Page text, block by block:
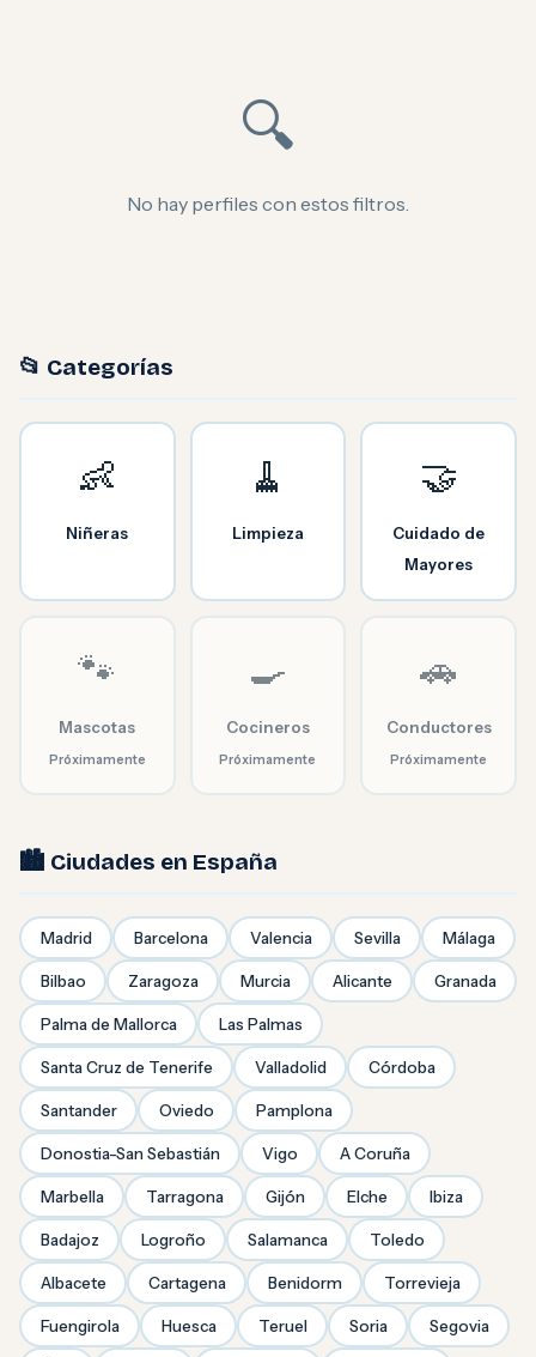
🔍
No hay perfiles con estos filtros.
📂 Categorías
👶
Niñeras
🧹
Limpieza
🤝
Cuidado de
Mayores
🐾
Mascotas
Próximamente
🍳
Cocineros
Próximamente
🚗
Conductores
Próximamente
🏙️ Ciudades en España
Madrid Barcelona Valencia Sevilla Málaga
Bilbao Zaragoza Murcia Alicante Granada
Palma de Mallorca Las Palmas
Santa Cruz de Tenerife Valladolid Córdoba
Santander Oviedo Pamplona
Donostia-San Sebastián Vigo A Coruña
Marbella Tarragona Gijón Elche Ibiza
Badajoz Logroño Salamanca Toledo
Albacete Cartagena Benidorm Torrevieja
Fuengirola Huesca Teruel Soria Segovia